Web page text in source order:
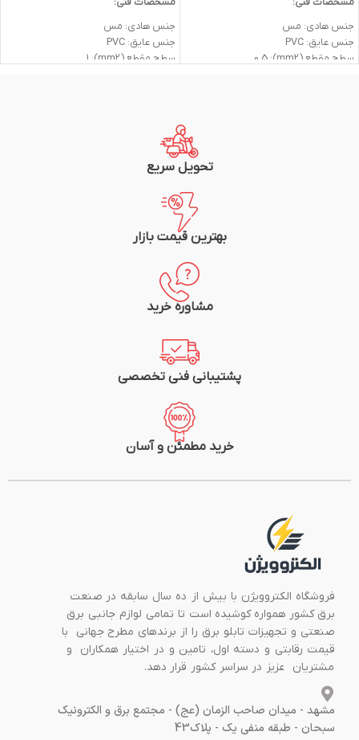
جنس هادی: مس
جنس عایق: PVC
سطح مقطع (mm2): 0.5
جنس هادی: مس
جنس عایق: PVC
سطح مقطع (mm2): 1
شرکت سازنده: سیم و کابل مشهد
تحویل سریع
بهترین قیمت بازار
مشاوره خرید
پشتیبانی فنی تخصصی
خرید مطمئن و آسان
فروشگاه الکتروویژن با بیش از ده سال سابقه در صنعت
برق کشور همواره کوشیده است تا تمامی لوازم جانبی برق
صنعتی و تجهیزات تابلو برق را از برندهای مطرح جهانی با
قیمت رقابتی و دسته اول، تامین و در اختیار همکاران و
مشتریان عزیز در سراسر کشور قرار دهد.
مشهد - میدان صاحب الزمان (عج) - مجتمع برق و الکترونیک
سبحان - طبقه منفی یک - پلاک43